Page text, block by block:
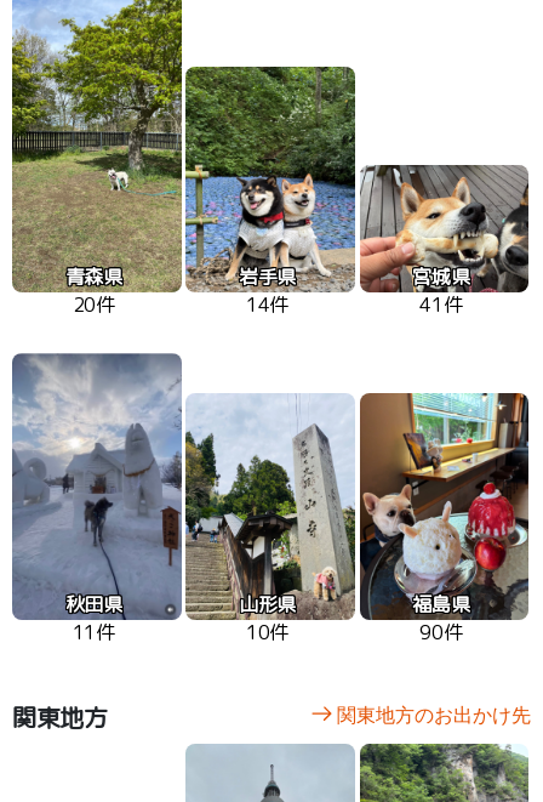
青森県
20件
岩手県
14件
宮城県
41件
秋田県
11件
山形県
10件
福島県
90件
関東地方 関東地方のお出かけ先